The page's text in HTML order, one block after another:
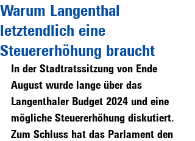
Warum Langenthal
letztendlich eine
Steuererhöhung braucht
In der Stadtratssitzung von Ende
August wurde lange über das
Langenthaler Budget 2024 und eine
mögliche Steuererhöhung diskutiert.
Zum Schluss hat das Parlament den